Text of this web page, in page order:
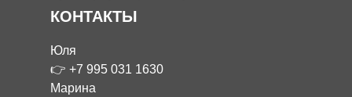
КОНТАКТЫ
Юля
👉 +7 995 031 1630
Марина